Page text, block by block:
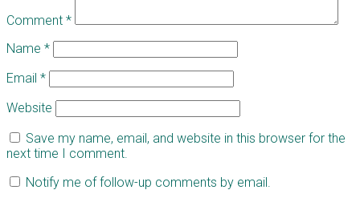
Comment *
Name *
Email *
Website
Save my name, email, and website in this browser for the
next time I comment.
Notify me of follow-up comments by email.